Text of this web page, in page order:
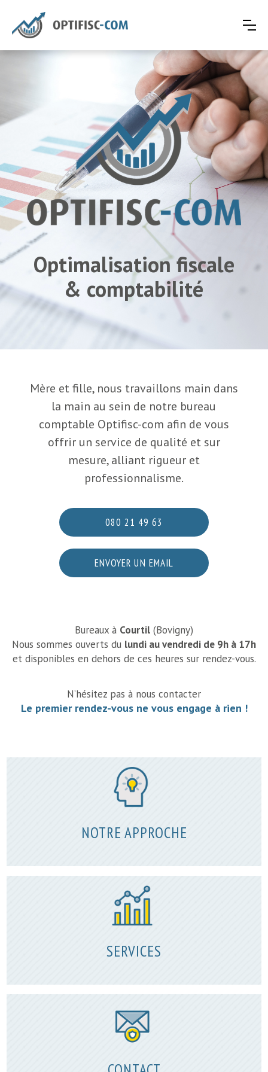
Optimalisation fiscale
& comptabilité
Mère et fille, nous travaillons main dans
la main au sein de notre bureau
comptable Optifisc-com afin de vous
offrir un service de qualité et sur
mesure, alliant rigueur et
professionnalisme.
080 21 49 63
ENVOYER UN EMAIL
Bureaux à Courtil (Bovigny)
Nous sommes ouverts du lundi au vendredi de 9h à 17h
et disponibles en dehors de ces heures sur rendez-vous.
N’hésitez pas à nous contacter
Le premier rendez-vous ne vous engage à rien !
NOTRE APPROCHE
SERVICES